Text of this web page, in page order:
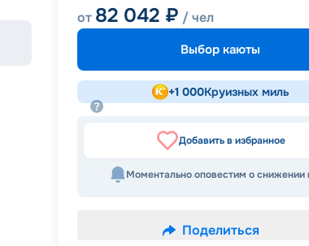
от 82 042 ₽ / чел
Выбор каюты
+1 000Круизных миль
Добавить в избранное
Моментально оповестим о снижении
Поделиться